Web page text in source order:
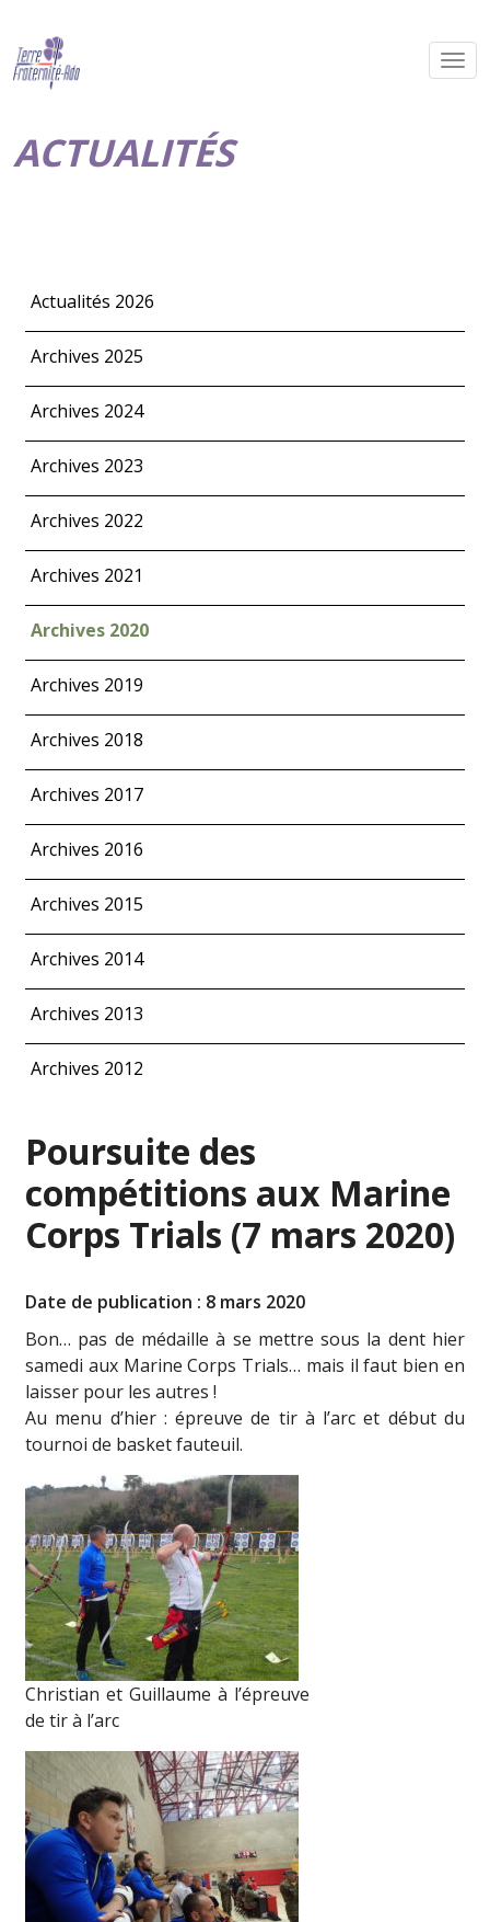
ACTUALITÉS
Actualités 2026
Archives 2025
Archives 2024
Archives 2023
Archives 2022
Archives 2021
Archives 2020
Archives 2019
Archives 2018
Archives 2017
Archives 2016
Archives 2015
Archives 2014
Archives 2013
Archives 2012
Poursuite des
compétitions aux Marine
Corps Trials (7 mars 2020)
Date de publication : 8 mars 2020
Bon… pas de médaille à se mettre sous la dent hier
samedi aux Marine Corps Trials… mais il faut bien en
laisser pour les autres !
Au menu d’hier : épreuve de tir à l’arc et début du
tournoi de basket fauteuil.
Christian et Guillaume à l’épreuve
de tir à l’arc